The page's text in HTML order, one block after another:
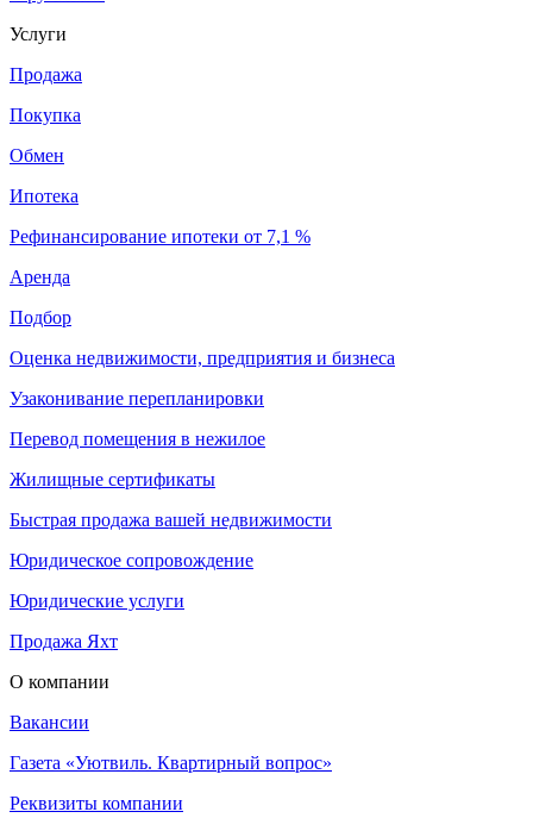
Услуги
Продажа
Покупка
Обмен
Ипотека
Рефинансирование ипотеки от 7,1 %
Аренда
Подбор
Оценка недвижимости, предприятия и бизнеса
Узаконивание перепланировки
Перевод помещения в нежилое
Жилищные сертификаты
Быстрая продажа вашей недвижимости
Юридическое сопровождение
Юридические услуги
Продажа Яхт
О компании
Вакансии
Газета «Уютвиль. Квартирный вопрос»
Реквизиты компании